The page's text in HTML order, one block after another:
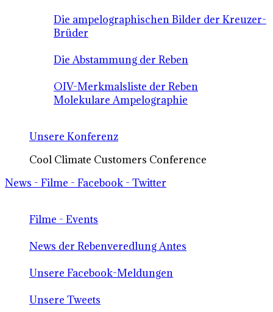
Die ampelographischen Bilder der Kreuzer-
Brüder
Die Abstammung der Reben
OIV-Merkmalsliste der Reben
Molekulare Ampelographie
Unsere Konferenz
Cool Climate Customers Conference
News - Filme - Facebook - Twitter
Filme - Events
News der Rebenveredlung Antes
Unsere Facebook-Meldungen
Unsere Tweets